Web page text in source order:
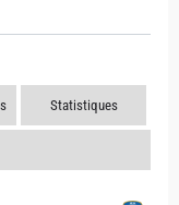
Statistiques